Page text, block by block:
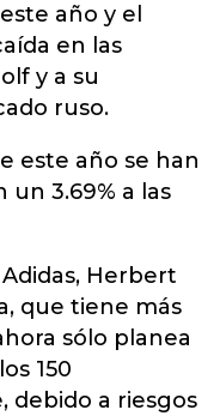
año y el
en las
y a su
ruso.
este año se han
un 3.69% a las
Herbert
que tiene más
sólo planea
150
debido a riesgos